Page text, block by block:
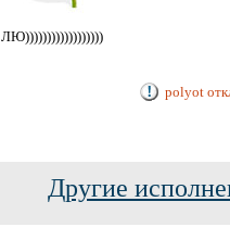
ЛЮ))))))))))))))))))
polyot
Другие